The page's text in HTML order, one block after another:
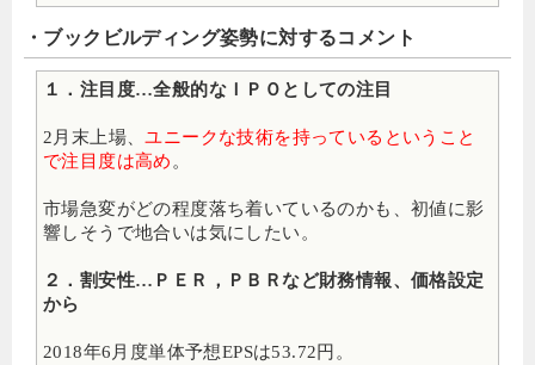
・ブックビルディング姿勢に対するコメント
１．注目度…全般的なＩＰＯとしての注目
2月末上場、ユニークな技術を持っているということ
で注目度は高め。
市場急変がどの程度落ち着いているのかも、初値に影
響しそうで地合いは気にしたい。
２．割安性…ＰＥＲ，ＰＢＲなど財務情報、価格設定
から
2018年6月度単体予想EPSは53.72円。